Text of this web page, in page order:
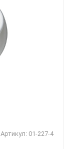
Артикул: 01-227-4